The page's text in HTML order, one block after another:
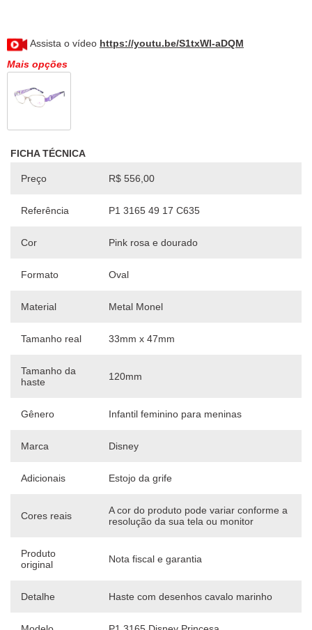
Assista o vídeo https://youtu.be/S1txWl-aDQM
Mais opções
FICHA TÉCNICA
Preço R$ 556,00
Referência P1 3165 49 17 C635
Cor Pink rosa e dourado
Formato Oval
Material Metal Monel
Tamanho real 33mm x 47mm
Tamanho da
haste
120mm
Gênero Infantil feminino para meninas
Marca Disney
Adicionais Estojo da grife
Cores reais
A cor do produto pode variar conforme a
resolução da sua tela ou monitor
Produto
original
Nota fiscal e garantia
Detalhe Haste com desenhos cavalo marinho